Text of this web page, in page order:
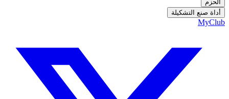
الحزم
أداة صنع التشكيلة
MyClub